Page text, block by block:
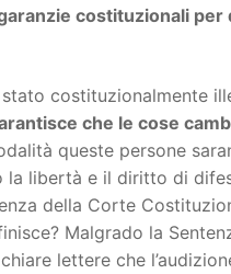
costituzionali per
stato costituzionalmente
che le cose
queste persone
la libertà e il diritto di
della Corte
Malgrado la
lettere che